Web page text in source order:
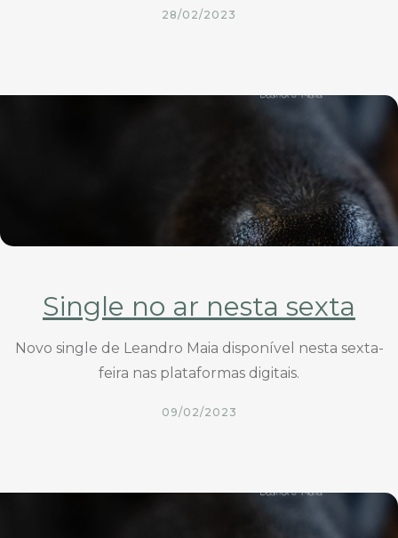
28/02/2023
Single no ar nesta sexta
Novo single de Leandro Maia disponível nesta sexta-
feira nas plataformas digitais.
09/02/2023